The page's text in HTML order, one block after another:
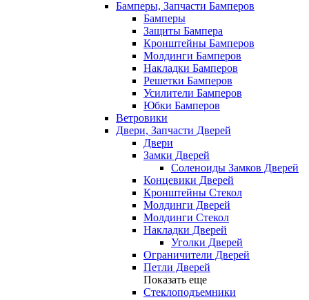
Бамперы, Запчасти Бамперов
Бамперы
Защиты Бампера
Кронштейны Бамперов
Молдинги Бамперов
Накладки Бамперов
Решетки Бамперов
Усилители Бамперов
Юбки Бамперов
Ветровики
Двери, Запчасти Дверей
Двери
Замки Дверей
Соленоиды Замков Дверей
Концевики Дверей
Кронштейны Стекол
Молдинги Дверей
Молдинги Стекол
Накладки Дверей
Уголки Дверей
Ограничители Дверей
Петли Дверей
Показать еще
Стеклоподъемники